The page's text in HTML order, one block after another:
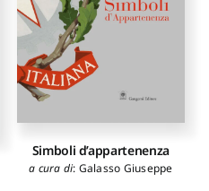
Simboli d’appartenenza
a cura di: Galasso Giuseppe